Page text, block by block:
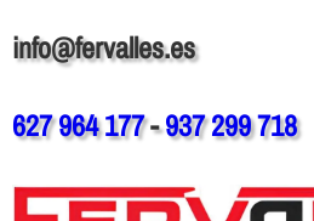
info@fervalles.es
627 964 177-937 299 718